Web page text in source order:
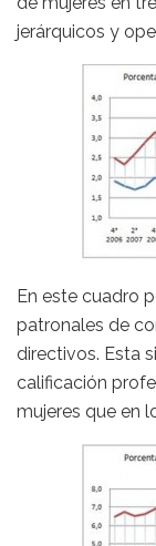
jerárquicos y
En este cuadro
patronales de
directivos. Esta
calificación
mujeres que en